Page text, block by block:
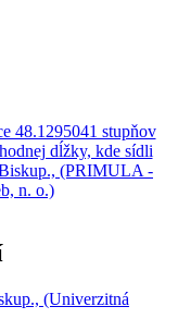
(Univerzitná